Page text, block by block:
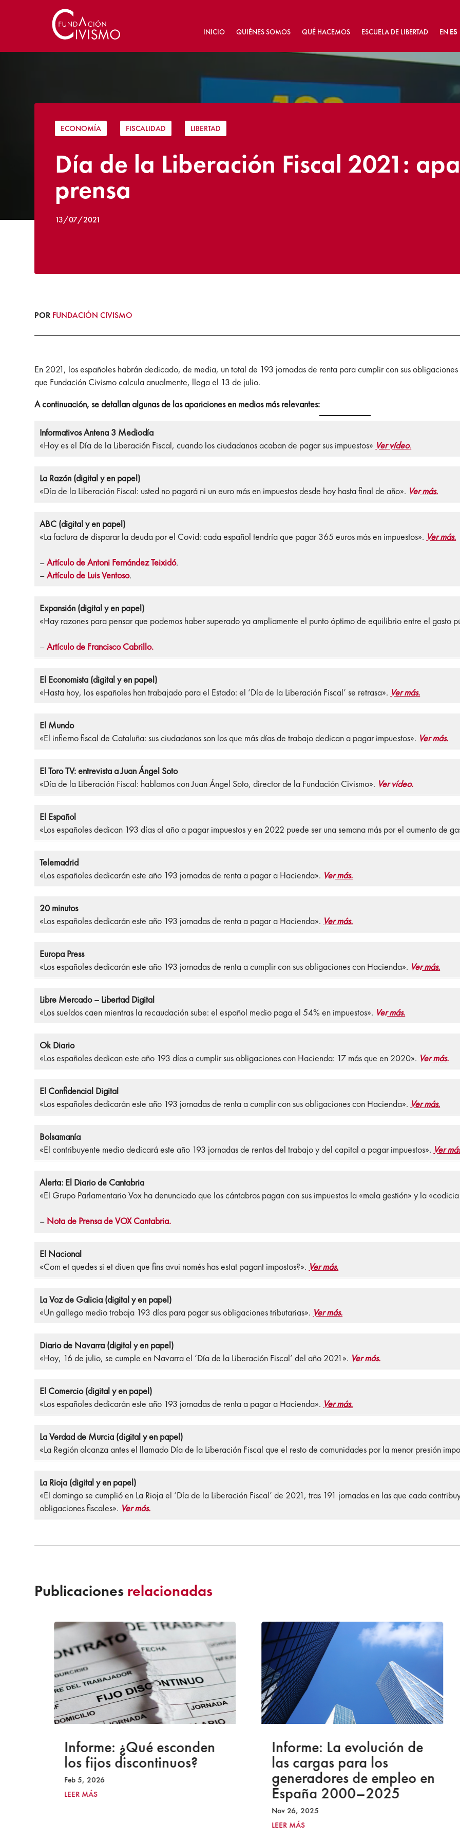
INICIO QUIÉNES SOMOS QUÉ HACEMOS ESCUELA DE LIBERTAD EN ES
ECONOMÍA FISCALIDAD LIBERTAD
Día de la Liberación Fiscal 2021:
prensa
13/07/2021
POR FUNDACIÓN CIVISMO
En 2021, los españoles habrán dedicado, de media, un total de 193 jornadas de renta para cumplir con sus
que Fundación Civismo calcula anualmente, llega el 13 de julio.
A continuación, se detallan algunas de las apariciones en medios más relevantes:
Informativos Antena 3 Mediodía
«Hoy es el Día de la Liberación Fiscal, cuando los ciudadanos acaban de pagar sus impuestos» Vervídeo.
La Razón (digital y en papel)
«Día de la Liberación Fiscal: usted no pagará ni un euro más en impuestos desde hoy hasta final de año». Vermás.
ABC (digital y en papel)
«La factura de disparar la deuda por el Covid: cada español tendría que pagar 365 euros más en impuestos». Ver más.
–Artículo de Antoni Fernández Teixidó.
–Artículo de Luis Ventoso.
Expansión (digital y en papel)
«Hay razones para pensar que podemos haber superado ya ampliamente el punto óptimo de equilibrio entre el gasto
–Artículo de Francisco Cabrillo.
El Economista (digital y en papel)
«Hasta hoy, los españoles han trabajado para el Estado: el ‘Día de la Liberación Fiscal’ se retrasa». Ver más.
El Mundo
«El infierno fiscal de Cataluña: sus ciudadanos son los que más días de trabajo dedican a pagar impuestos». Ver más.
El Toro TV: entrevista a Juan Ángel Soto
«Día de la Liberación Fiscal: hablamos con Juan Ángel Soto, director de la Fundación Civismo». Ver vídeo.
El Español
«Los españoles dedican 193 días al año a pagar impuestos y en 2022 puede ser una semana más por el aumento de
Telemadrid
«Los españoles dedicarán este año 193 jornadas de renta a pagar a Hacienda». Vermás.
20 minutos
«Los españoles dedicarán este año 193 jornadas de renta a pagar a Hacienda». Ver más.
Europa Press
«Los españoles dedicarán este año 193 jornadas de renta a cumplir con sus obligaciones con Hacienda». Vermás.
Libre Mercado – Libertad Digital
«Los sueldos caen mientras la recaudación sube: el español medio paga el 54% en impuestos». Vermás.
Ok Diario
«Los españoles dedican este año 193 días a cumplir sus obligaciones con Hacienda: 17 más que en 2020». Vermás.
El Confidencial Digital
«Los españoles dedicarán este año 193 jornadas de renta a cumplir con sus obligaciones con Hacienda». Ver más.
Bolsamanía
«El contribuyente medio dedicará este año 193 jornadas de rentas del trabajo y del capital a pagar impuestos». Ver
Alerta: El Diario de Cantabria
«El Grupo Parlamentario Vox ha denunciado que los cántabros pagan con sus impuestos la «mala gestión» y la
– Nota de Prensa de VOX Cantabria.
El Nacional
«Com et quedes si et diuen que fins avui només has estat pagant impostos?». Ver más.
La Voz de Galicia (digital y en papel)
«Un gallego medio trabaja 193 días para pagar sus obligaciones tributarias». Ver más.
Diario de Navarra (digital y en papel)
«Hoy, 16 de julio, se cumple en Navarra el ‘Día de la Liberación Fiscal’ del año 2021». Ver más.
El Comercio (digital y en papel)
«Los españoles dedicarán este año 193 jornadas de renta a pagar a Hacienda». Ver más.
La Verdad de Murcia (digital y en papel)
«La Región alcanza antes el llamado Día de la Liberación Fiscal que el resto de comunidades por la menor presión
La Rioja (digital y en papel)
«El domingo se cumplió en La Rioja el ‘Día de la Liberación Fiscal’ de 2021, tras 191 jornadas en las que cada
obligaciones fiscales». Ver más.
Publicaciones relacionadas
Informe: ¿Qué esconden
los fijos discontinuos?
Feb 5, 2026
LEER MÁS
Informe: La evolución de
las cargas para los
generadores de empleo en
España 2000–2025
Nov 26, 2025
LEER MÁS